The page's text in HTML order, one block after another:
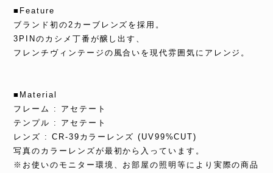
■Feature
ブランド初の2カーブレンズを採用。
3PINのカシメ丁番が醸し出す、
フレンチヴィンテージの風合いを現代雰囲気にアレンジ。
■Material
フレーム : アセテート
テンプル : アセテート
レンズ : CR-39カラーレンズ (UV99%CUT)
写真のカラーレンズが最初から入っています。
※お使いのモニター環境、お部屋の照明等により実際の商品